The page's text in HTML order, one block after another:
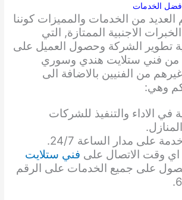
الخدمات
العديد من الخدمات والمميزات كوننا
الاجنبية الممتازة, التي
تطوير الشركة وحصول العميل على
من فني ستلايت هندي وسوري
من الفنيين بالاضافة الى
وهي:
في الاداء والتنفيذ للشركات
على مدار الساعة 24/7.
وقت الاتصال على فني ستلايت
على جميع الخدمات على الرقم